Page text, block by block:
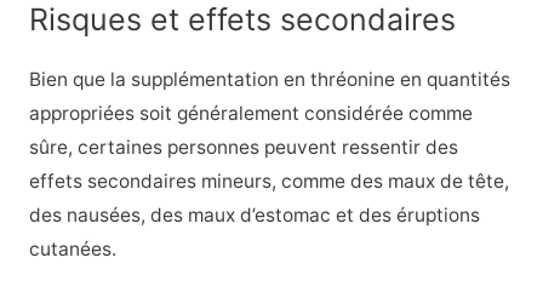
Risques et effets secondaires
Bien que la supplémentation en thréonine en quantités
appropriées soit généralement considérée comme
sûre, certaines personnes peuvent ressentir des
effets secondaires mineurs, comme des maux de tête,
des nausées, des maux d’estomac et des éruptions
cutanées.